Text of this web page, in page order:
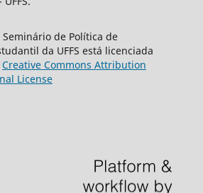
Seminário de Política de
da UFFS está licenciada
Creative Commons Attribution
License